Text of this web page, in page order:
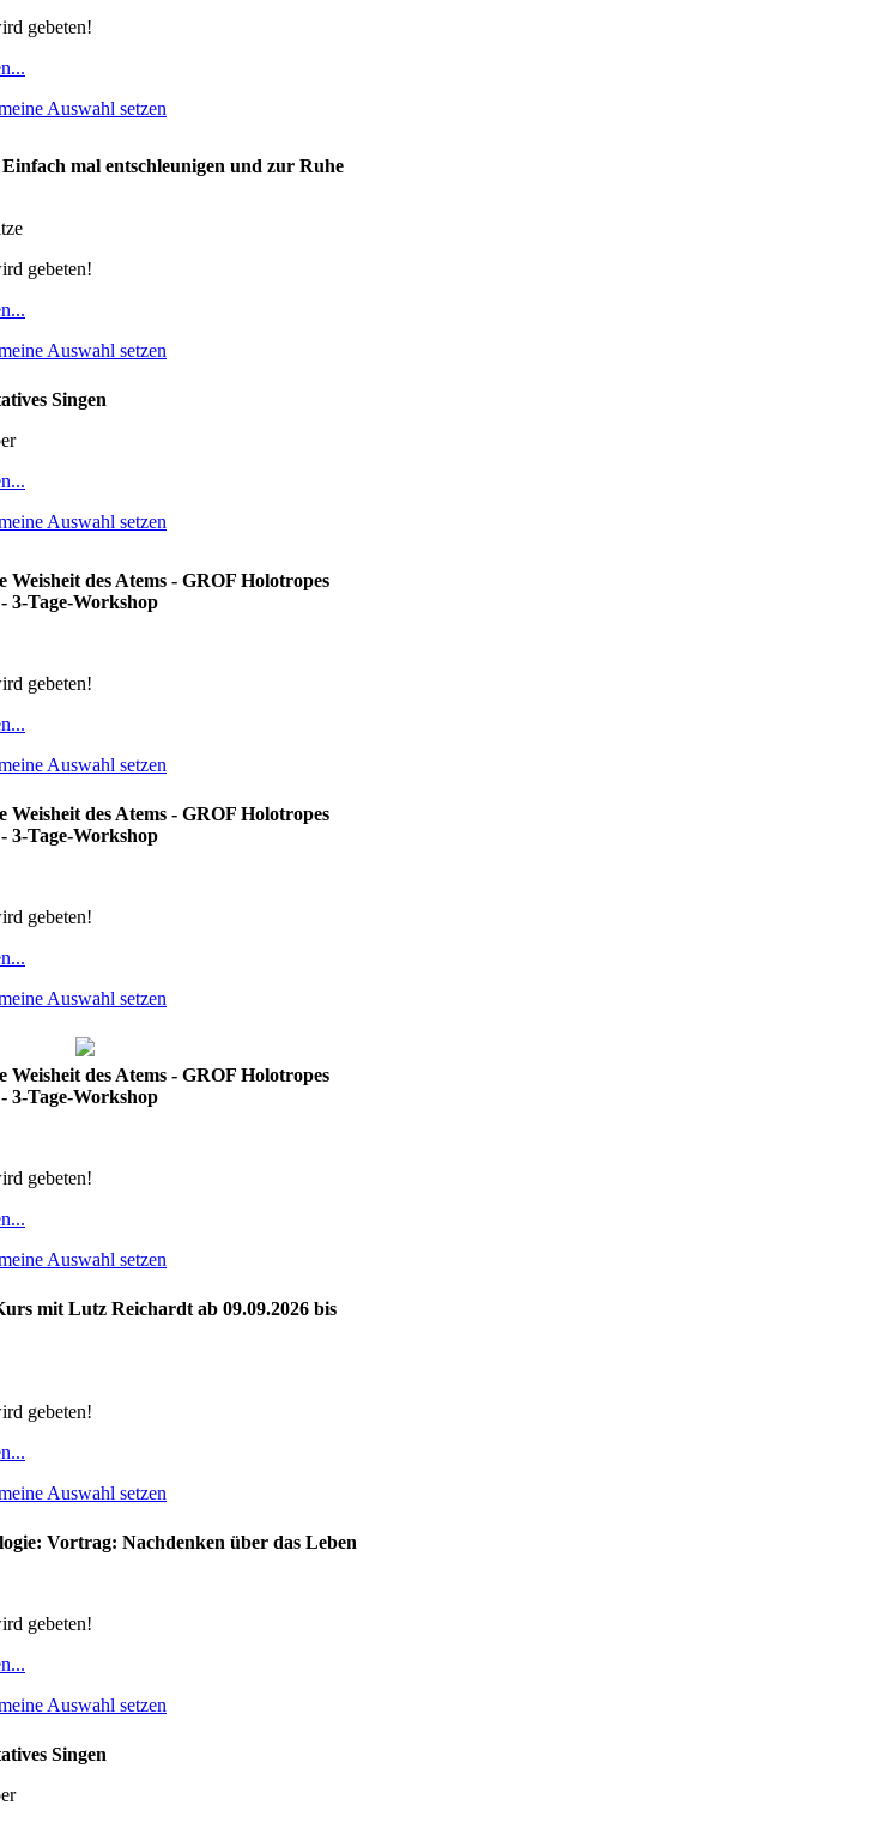
gebeten!
Auswahl setzen
mal entschleunigen und zur Ruhe
gebeten!
Auswahl setzen
Singen
Auswahl setzen
Weisheit des Atems - GROF Holotropes
3-Tage-Workshop
gebeten!
Auswahl setzen
Weisheit des Atems - GROF Holotropes
3-Tage-Workshop
gebeten!
Auswahl setzen
Weisheit des Atems - GROF Holotropes
3-Tage-Workshop
gebeten!
Auswahl setzen
mit Lutz Reichardt ab 09.09.2026 bis
gebeten!
Auswahl setzen
Vortrag: Nachdenken über das Leben
gebeten!
Auswahl setzen
Singen